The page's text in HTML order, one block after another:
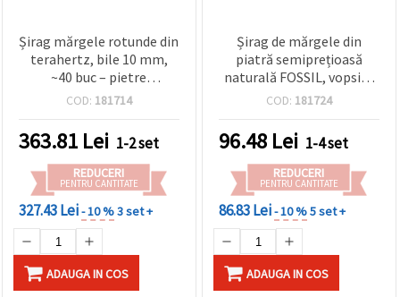
Șirag mărgele rotunde din
terahertz, bile 10 mm,
~40 buc – pietre
semiprețioase lustruite,
perforate pentru
confecționarea
bijuteriilor handmade,
brățări, coliere și proiecte
DIY
COD: 181714
363.81 Lei 1-2 set
REDUCERI
PENTRU CANTITATE
327.43 Lei- 10 %3 set +
ADAUGA IN COS
Șirag de mărgele din
piatră semiprețioasă
naturală FOSSIL, vopsite
în portocaliu, rotunde 10
COD: 181724
96.48 Lei 1-4 set
REDUCERI
PENTRU CANTITATE
86.83 Lei- 10 %5 set +
ADAUGA IN COS